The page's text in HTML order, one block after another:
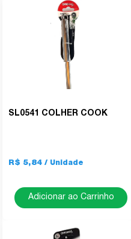
SL0541 COLHER COOK
R$ 5,84
Adicionar ao Carrinho